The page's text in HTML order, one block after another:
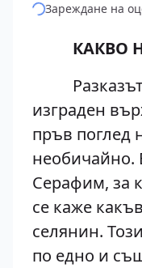
Зареждане на
КАКВО
Разказът
изграден
пръв поглед
необичайно.
Серафим, за
се каже
селянин.
по едно и